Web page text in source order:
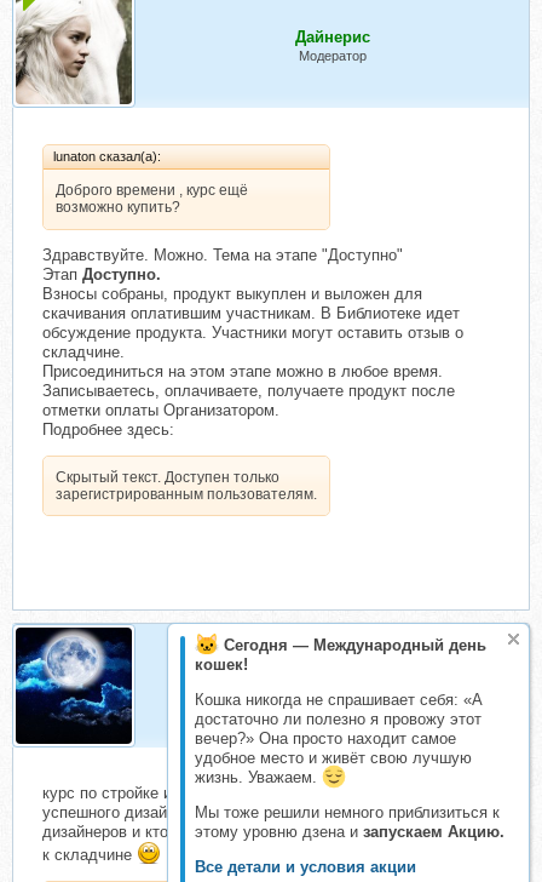
Сегодня — Международный день
кошек!
Кошка никогда не спрашивает себя: «А
достаточно ли полезно я провожу этот
вечер?» Она просто находит самое
удобное место и живёт свою лучшую
жизнь. Уважаем.
Мы тоже решили немного приблизиться к
этому уровню дзена и запускаем Акцию.
Все детали и условия акции
Дайнерис
Модератор
lunaton сказал(а):
Доброго времени , курс ещё
возможно купить?
Здравствуйте. Можно. Тема на этапе "Доступно"
Этап Доступно.
Взносы собраны, продукт выкуплен и выложен для
скачивания оплатившим участникам. В Библиотеке идет
обсуждение продукта. Участники могут оставить отзыв о
складчине.
Присоединиться на этом этапе можно в любое время.
Записываетесь, оплачиваете, получаете продукт после
отметки оплаты Организатором.
Подробнее здесь:
Скрытый текст. Доступен только
зарегистрированным пользователям.
Активный складчик
курс по стройке и ремонту от Александра Батенькова -
успешного дизайнера из Москвы! Курс полезен для
дизайнеров и кто делает сам себе ремонт! Присоединяйтесь
к складчине